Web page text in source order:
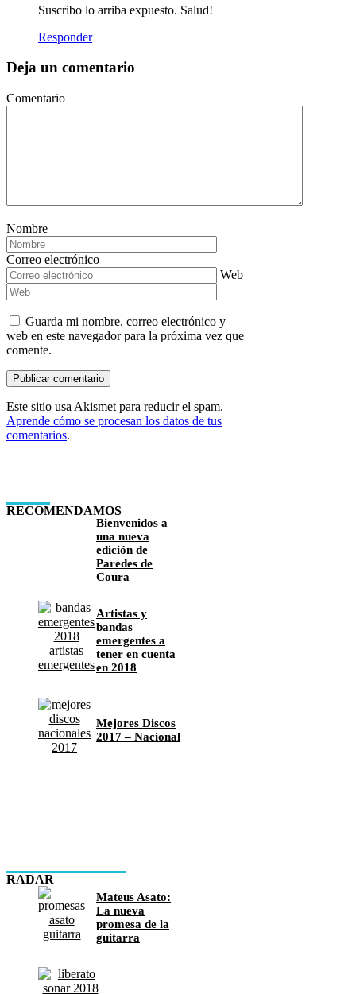
Suscribo lo arriba expuesto. Salud!
Responder
Deja un comentario
Comentario
Nombre
Correo electrónico
Web
Guarda mi nombre, correo electrónico y
web en este navegador para la próxima vez que
comente.
Este sitio usa Akismet para reducir el spam.
Aprende cómo se procesan los datos de tus
comentarios.
RECOMENDAMOS
Bienvenidos a
una nueva
edición de
Paredes de
Coura
Artistas y
bandas
emergentes a
tener en cuenta
en 2018
Mejores Discos
2017 – Nacional
RADAR
Mateus Asato:
La nueva
promesa de la
guitarra